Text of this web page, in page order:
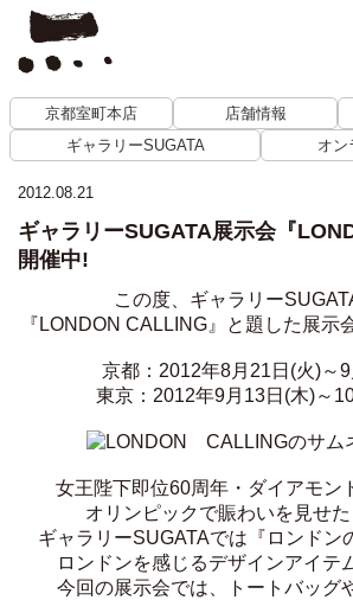
京都室町本店 店舗情報
ギャラリーSUGATA
オン
2012.08.21
ギャラリーSUGATA展示会『
開催中!
この度、ギャラリー
『LONDON CALLING』と題した展示
京都：2012年8月21日(火)～
東京：2012年9月13日(木)～
女王陛下即位60周年・ダイアモン
オリンピックで賑わいを見せた
ギャラリーSUGATAでは『ロンドン
ロンドンを感じるデザインアイテ
今回の展示会では、トートバッグ